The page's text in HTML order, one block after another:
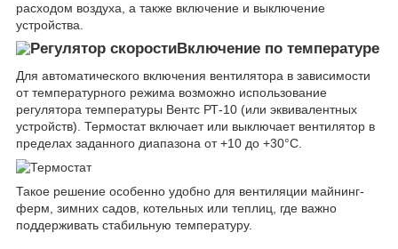
расходом воздуха, а также включение и выключение
устройства.
Включение по температуре
Для автоматического включения вентилятора в зависимости
от температурного режима возможно использование
регулятора температуры Вентс РТ-10 (или эквивалентных
устройств). Термостат включает или выключает вентилятор в
пределах заданного диапазона от +10 до +30°С.
Такое решение особенно удобно для вентиляции майнинг-
ферм, зимних садов, котельных или теплиц, где важно
поддерживать стабильную температуру.